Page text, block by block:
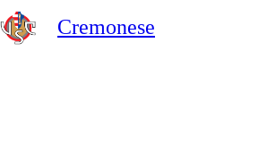
Cremonese